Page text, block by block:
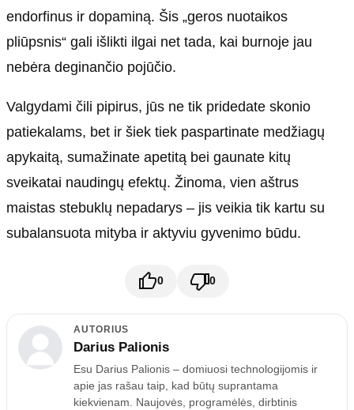
endorfinus ir dopaminą. Šis „geros nuotaikos
pliūpsnis“ gali išlikti ilgai net tada, kai burnoje jau
nebėra deginančio pojūčio.
Valgydami čili pipirus, jūs ne tik pridedate skonio
patiekalams, bet ir šiek tiek paspartinate medžiagų
apykaitą, sumažinate apetitą bei gaunate kitų
sveikatai naudingų efektų. Žinoma, vien aštrus
maistas stebuklų nepadarys – jis veikia tik kartu su
subalansuota mityba ir aktyviu gyvenimo būdu.
0 0
AUTORIUS
Darius Palionis
Esu Darius Palionis – domiuosi technologijomis ir
apie jas rašau taip, kad būtų suprantama
kiekvienam. Naujovės, programėlės, dirbtinis